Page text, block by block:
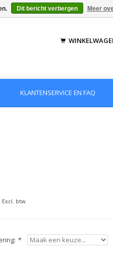
KLANTENSERVICE EN FAQ
Excl. btw
*
Dit bericht verbergen Meer